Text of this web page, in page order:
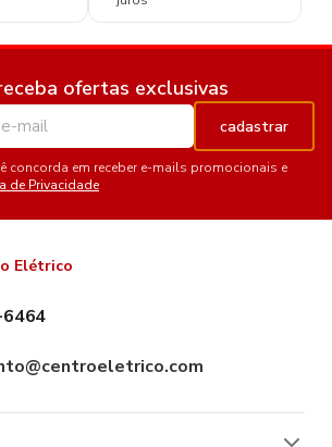
ofertas exclusivas
cadastrar
concorda em receber e-mails promocionais e
de Privacidade
Elétrico